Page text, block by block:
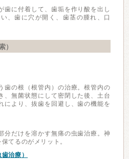
歯に付着して、歯垢を作り酸を出し
、歯に穴が開く、歯茎の腫れ、口
）
歯の根（根管内）の治療。根管内の
、無菌状態にして密閉した後、土台
により、抜歯を回避し、歯の機能を
分だけを溶かす無痛の虫歯治療。神
てるのがメリット。
治療）